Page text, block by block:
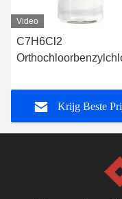
Video
C7H6Cl2
Krijg Beste